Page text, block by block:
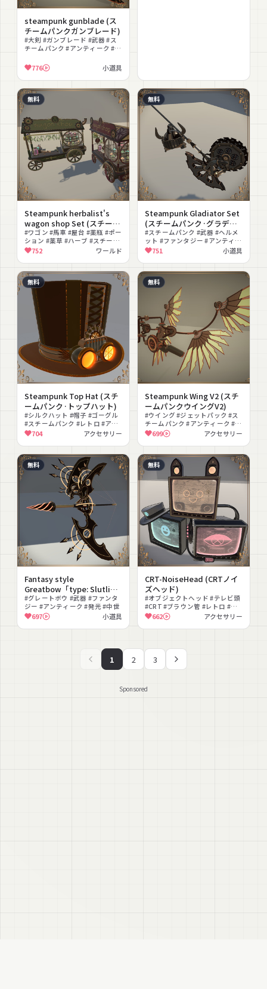
steampunk gunblade (ス
チームパンクガンブレード)
#大剣 #ガンブレード #武器 #ス
チームパンク #アンティーク #歯
776 小道具
無料
Steampunk herbalist's
wagon shop Set (スチーム
パンクハーブ専門店のワゴ
ンショップセット)
#ワゴン #馬車 #屋台 #薬瓶 #ポー
ション #薬草 #ハーブ #スチーム
パンク #アンティーク #店舗
752 ワールド
無料
Steampunk Gladiator Set
(スチームパンク·グラディ
エーターセット)
#スチームパンク #武器 #ヘルメ
ット #ファンタジー #アンティー
ク #ダーク #無料 #中世 #撮影向
751 小道具
無料
Steampunk Top Hat (スチ
ームパンク·トップハット)
#シルクハット #帽子 #ゴーグル
#スチームパンク #レトロ #アン
ティーク #発光 #無料 #lilToon
704 アクセサリー
無料
Steampunk Wing V2 (スチ
ームパンクウイングV2)
#ウイング #ジェットパック #ス
チームパンク #アンティーク #骨
董 #装飾 #無料 #発光 #メカニカ
699 アクセサリー
無料
Fantasy style
Greatbow「type: Slutlig
mistiltein」
#グレートボウ #武器 #ファンタ
ジー #アンティーク #発光 #中世
697 小道具
無料
CRT-NoiseHead (CRTノイ
ズヘッド)
#オブジェクトヘッド #テレビ頭
#CRT #ブラウン管 #レトロ #ス
チームパンク #頭部差し替え #人
外化 #発光 #アンティーク
662 アクセサリー
1 2 3
Sponsored